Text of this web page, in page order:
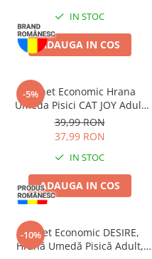
IN STOC
ADAUGA IN COS
-5%
Pachet Economic Hrana
Umeda Pisici CAT JOY Adult
Pui si Ficat in Sos 24x85g
39,99 RON
37,99 RON
IN STOC
ADAUGA IN COS
-10%
Pachet Economic DESIRE,
Hrană Umedă Pisică Adult,